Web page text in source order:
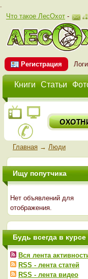
.
Что такое ЛесОхот-
Регистрация
Книги Статьи
Главная→ Люди
Ищу попутчика
Нет объявлений для
отображения.
Будь всегда в курсе
Вся лента
RSS - лента статей
RSS - лента видео